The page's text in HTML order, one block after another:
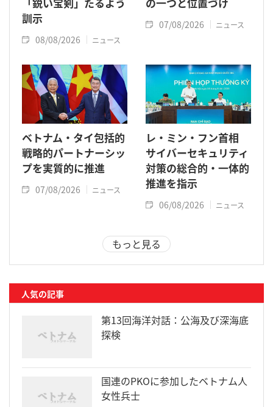
訓示
08/08/2026 ニュース
07/08/2026 ニュース
ベトナム・タイ包括的
戦略的パートナーシッ
プを実質的に推進
07/08/2026 ニュース
レ・ミン・フン首相
サイバーセキュリティ
対策の総合的・一体的
推進を指示
06/08/2026 ニュース
もっと見る
人気の記事
第13回海洋対話：公海及び深海底
探検
国連のPKOに参加したベトナム人
女性兵士